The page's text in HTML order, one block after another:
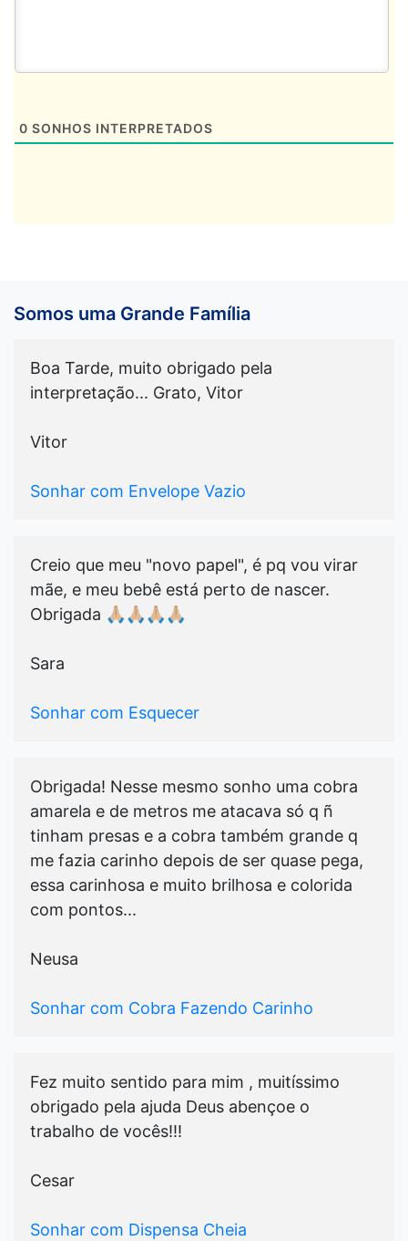
0 SONHOS INTERPRETADOS
Somos uma Grande Família
Boa Tarde, muito obrigado pela
interpretação... Grato, Vitor
Vitor
Sonhar com Envelope Vazio
Creio que meu "novo papel", é pq vou virar
mãe, e meu bebê está perto de nascer.
Obrigada 🙏🏼🙏🏼🙏🏼🙏🏼
Sara
Sonhar com Esquecer
Obrigada! Nesse mesmo sonho uma cobra
amarela e de metros me atacava só q ñ
tinham presas e a cobra também grande q
me fazia carinho depois de ser quase pega,
essa carinhosa e muito brilhosa e colorida
com pontos...
Neusa
Sonhar com Cobra Fazendo Carinho
Fez muito sentido para mim , muitíssimo
obrigado pela ajuda Deus abençoe o
trabalho de vocês!!!
Cesar
Sonhar com Dispensa Cheia